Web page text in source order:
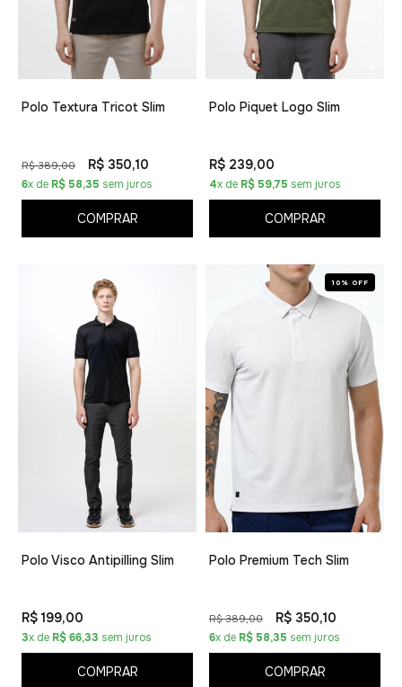
Polo Textura Tricot Slim
R$ 389,00 R$ 350,10
6x de R$ 58,35 sem juros
COMPRAR
Polo Piquet Logo Slim
R$ 239,00
4x de R$ 59,75 sem juros
COMPRAR
Polo Visco Antipilling Slim
R$ 199,00
3x de R$ 66,33 sem juros
COMPRAR
10% OFF
Polo Premium Tech Slim
R$ 389,00 R$ 350,10
6x de R$ 58,35 sem juros
COMPRAR